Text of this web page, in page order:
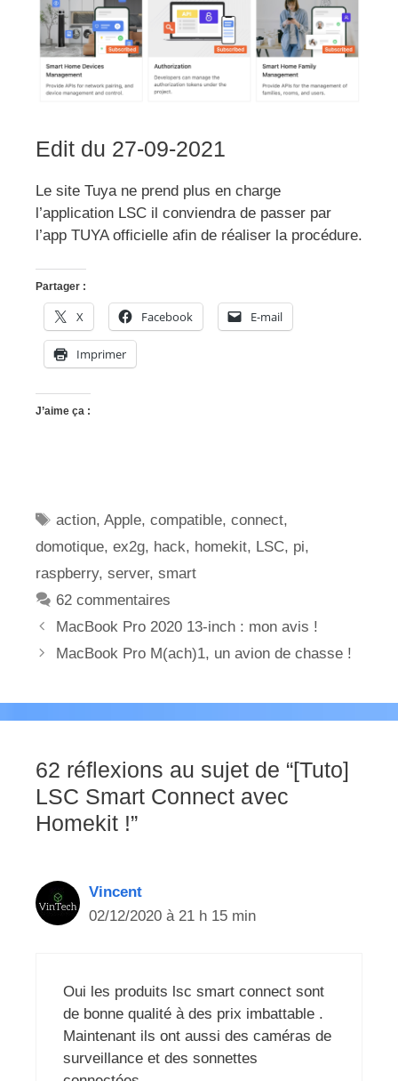
Edit du 27-09-2021
Le site Tuya ne prend plus en charge
l’application LSC il conviendra de passer par
l’app TUYA officielle afin de réaliser la procédure.
Partager :
X Facebook E-mail
Imprimer
J’aime ça :
Étiquettes
action,Apple,compatible,connect,
domotique, ex2g, hack, homekit, LSC, pi,
raspberry, server, smart
62 commentaires
MacBook Pro 2020 13-inch : mon avis !
MacBook Pro M(ach)1, un avion de chasse !
62 réflexions au sujet de “[Tuto]
LSC Smart Connect avec
Homekit !”
Vincent
02/12/2020 à 21 h 15 min
Oui les produits lsc smart connect sont
de bonne qualité à des prix imbattable .
Maintenant ils ont aussi des caméras de
surveillance et des sonnettes